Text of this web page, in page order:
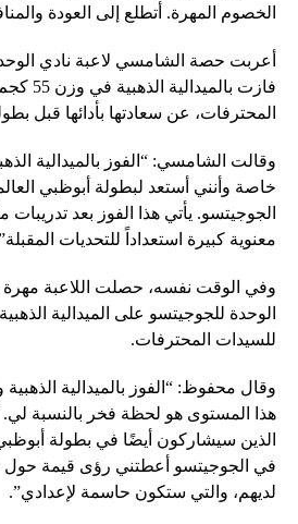
الخصوم المهرة. أتطلع إلى العودة
أعربت حصة الشامسي لاعبة نادي
فازت
المحترفات، عن سعادتها بأدائها قبل
وقالت الشامسي: “الفوز بالميدالية
خاصة وأنني أستعد لبطولة أبوظبي
الجوجيتسو. يأتي هذا الفوز بعد
معنوية كبيرة استعداداً للتحديات
وفي الوقت نفسه، حصلت اللاعبة
للسيدات المحترفات.
وقال محفوظ: “الفوز بالميدالية
هذا المستوى هو لحظة فخر بالنسبة لي.
الذين سيشاركون أيضًا في بطولة
في الجوجيتسو أعطتني رؤى قيمة حول
لديهم، والتي ستكون حاسمة لإعدادي”.